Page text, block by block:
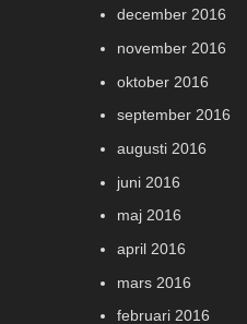
december 2016
november 2016
oktober 2016
september 2016
augusti 2016
juni 2016
maj 2016
april 2016
mars 2016
februari 2016